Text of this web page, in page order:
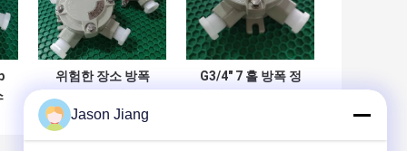
위험한 장소 방폭
Jbox 스테인리스
스틸 IP68 80KPa
G3/4" 7 홀 방폭 정
Jason Jiang